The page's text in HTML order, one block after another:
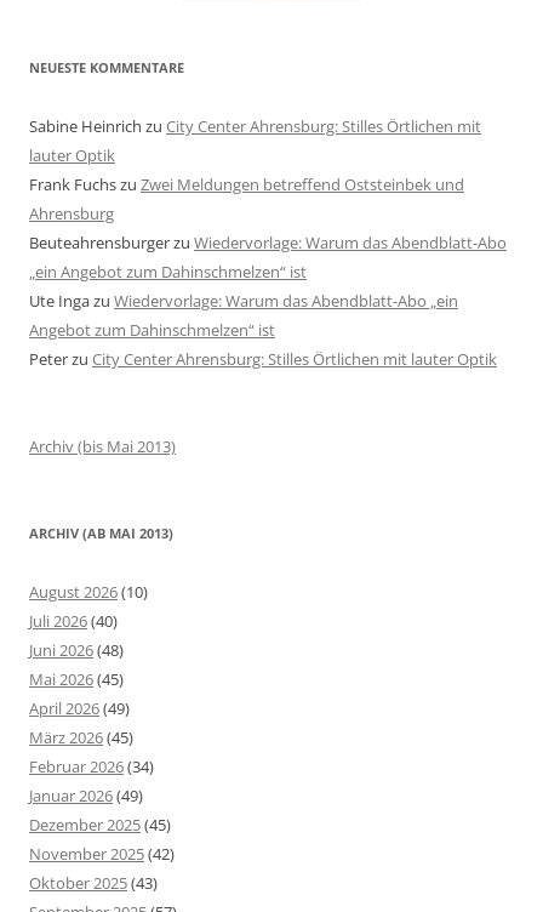
NEUESTE KOMMENTARE
Sabine Heinrich zu City Center Ahrensburg: Stilles Örtlichen mit
lauter Optik
Frank Fuchszu Zwei Meldungen betreffend Oststeinbek und
Ahrensburg
Beuteahrensburgerzu Wiedervorlage: Warum das Abendblatt-Abo
„ein Angebot zum Dahinschmelzen“ ist
Ute Ingazu Wiedervorlage: Warum das Abendblatt-Abo „ein
Angebot zum Dahinschmelzen“ ist
Peterzu City Center Ahrensburg: Stilles Örtlichen mit lauter Optik
Archiv (bis Mai 2013)
ARCHIV (AB MAI 2013)
August 2026(10)
Juli 2026(40)
Juni 2026(48)
Mai 2026(45)
April 2026(49)
März 2026(45)
Februar 2026(34)
Januar 2026(49)
Dezember 2025(45)
November 2025(42)
Oktober 2025(43)